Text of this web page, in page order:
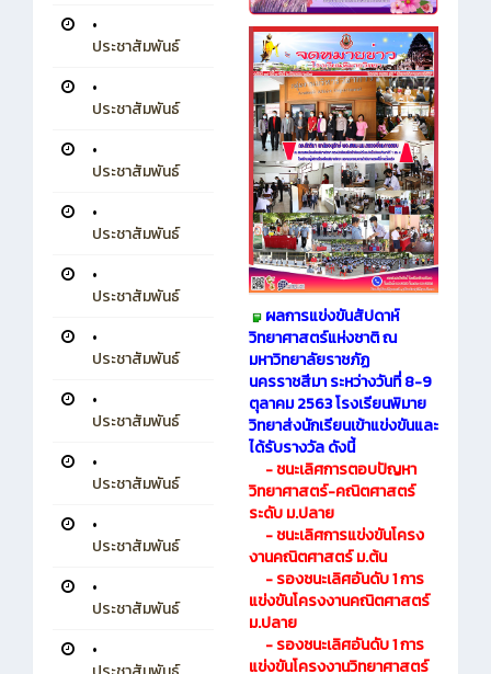
•
ประชาสัมพันธ์
•
ประชาสัมพันธ์
•
ประชาสัมพันธ์
•
ประชาสัมพันธ์
•
ประชาสัมพันธ์
•
ประชาสัมพันธ์
•
ประชาสัมพันธ์
•
ประชาสัมพันธ์
•
ประชาสัมพันธ์
•
ประชาสัมพันธ์
•
ผลการแข่งขันสัปดาห์
วิทยาศาสตร์แห่งชาติ ณ
มหาวิทยาลัยราชภัฏ
นครราชสีมา ระหว่างวันที่ 8-9
ตุลาคม 2563 โรงเรียนพิมาย
วิทยาส่งนักเรียนเข้าแข่งขันและ
ได้รับรางวัล ดังนี้
- ชนะเลิศการตอบปัญหา
วิทยาศาสตร์-คณิตศาสตร์
ระดับ ม.ปลาย
- ชนะเลิศการแข่งขันโครง
งานคณิตศาสตร์ ม.ต้น
- รองชนะเลิศอันดับ 1 การ
แข่งขันโครงงานคณิตศาสตร์
ม.ปลาย
- รองชนะเลิศอันดับ 1 การ
แข่งขันโครงงานวิทยาศาสตร์